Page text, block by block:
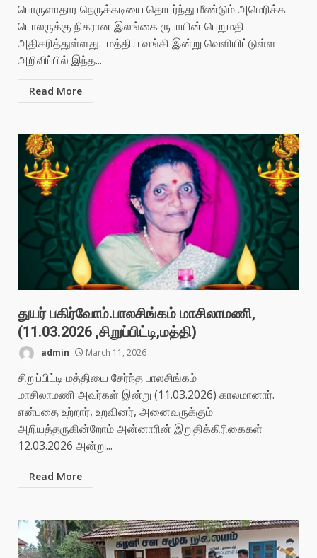
பொருளாதார நெருக்கடியை தொடர்ந்து மீண்டும் அமெரிக்க
டொலருக்கு நிகரான இலங்கை ரூபாயின் பெறுமதி
அதிகரித்துள்ளது. மத்திய வங்கி இன்று வெளியிட்டுள்ள
அறிவிப்பில் இந்த...
Read More
துயர் பகிர்வோம்.பாலசிங்கம் மாசிலாமணி,
(11.03.2026 ,சிறுப்பிட்டி,மத்தி)
admin March 11, 2026
சிறுப்பிட்டி மத்தியை சேர்ந்த பாலசிங்கம்
மாசிலாமணி அவர்கள் இன்று (11.03.2026) காலமானார்.
என்பதை உற்றார், உறவினர், அனைவருக்கும்
அறியத்தருகின்றோம் அன்னாரின் இறுதிக்கிரிகைகள்
12.03.2026 அன்று...
Read More